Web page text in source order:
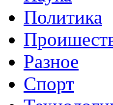
Политика
Разное
Спорт